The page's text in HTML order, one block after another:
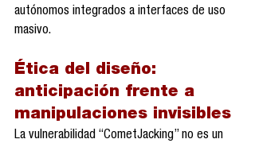
autónomos integrados a interfaces de uso
masivo.
Ética del diseño:
anticipación frente a
manipulaciones invisibles
La vulnerabilidad “CometJacking” no es un